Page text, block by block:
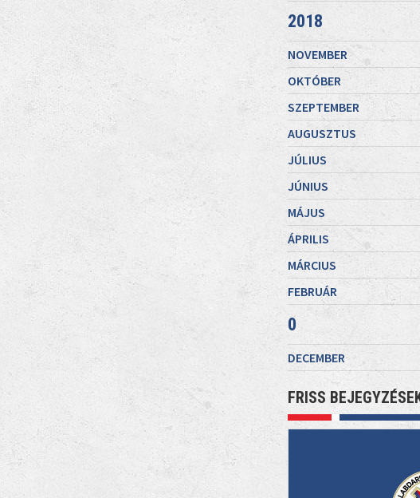
2018
NOVEMBER
OKTÓBER
SZEPTEMBER
AUGUSZTUS
JÚLIUS
JÚNIUS
MÁJUS
ÁPRILIS
MÁRCIUS
FEBRUÁR
0
DECEMBER
FRISS